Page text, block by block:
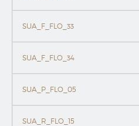
SUA_F_FLO_33
SUA_F_FLO_34
SUA_P_FLO_05
SUA_R_FLO_15